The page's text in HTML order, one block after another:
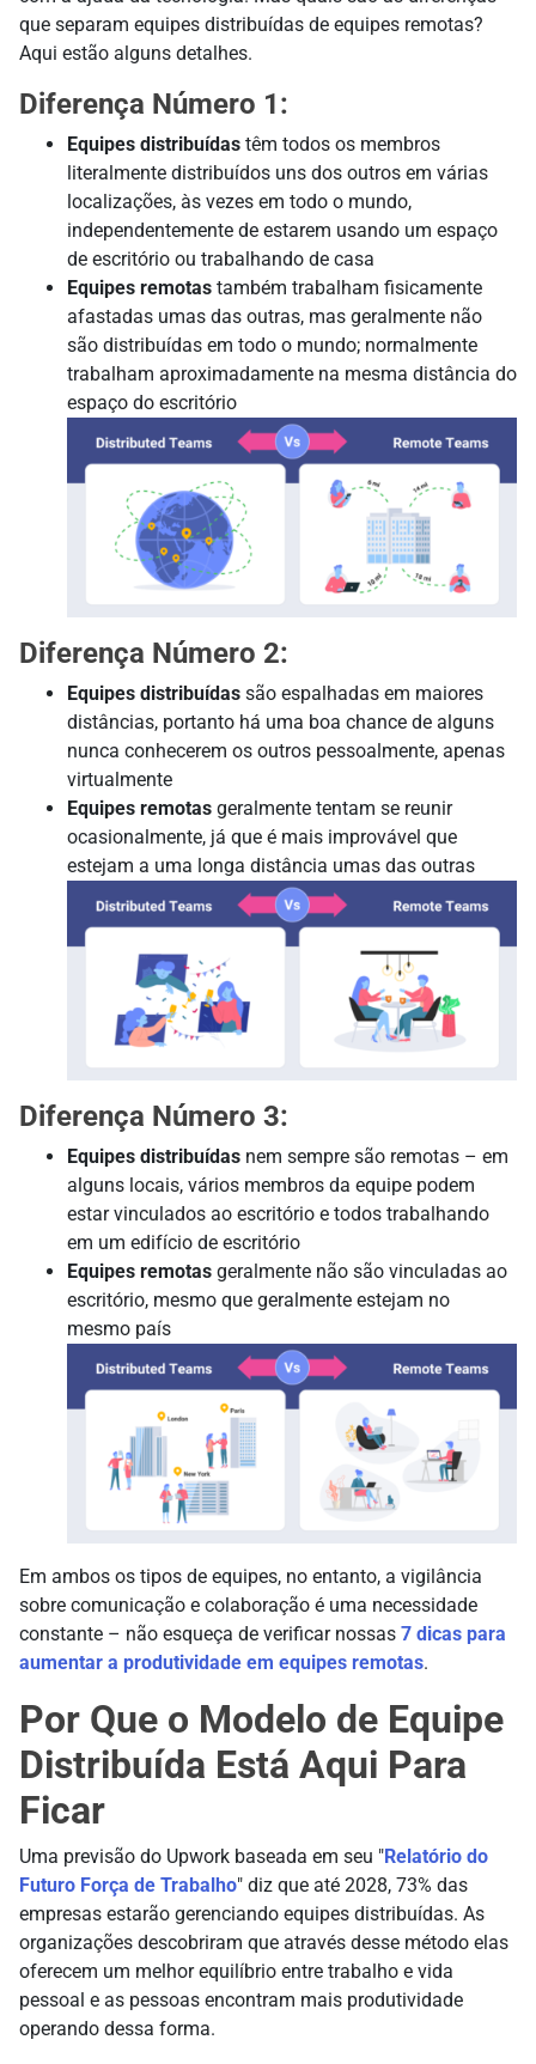
que separam equipes distribuídas de equipes remotas?
Aqui estão alguns detalhes.
Diferença Número 1:
Equipes distribuídas têm todos os membros
literalmente distribuídos uns dos outros em várias
localizações, às vezes em todo o mundo,
independentemente de estarem usando um espaço
de escritório ou trabalhando de casa
Equipes remotas também trabalham fisicamente
afastadas umas das outras, mas geralmente não
são distribuídas em todo o mundo; normalmente
trabalham aproximadamente na mesma distância do
espaço do escritório
Diferença Número 2:
Equipes distribuídas são espalhadas em maiores
distâncias, portanto há uma boa chance de alguns
nunca conhecerem os outros pessoalmente, apenas
virtualmente
Equipes remotas geralmente tentam se reunir
ocasionalmente, já que é mais improvável que
estejam a uma longa distância umas das outras
Diferença Número 3:
Equipes distribuídas nem sempre são remotas – em
alguns locais, vários membros da equipe podem
estar vinculados ao escritório e todos trabalhando
em um edifício de escritório
Equipes remotas geralmente não são vinculadas ao
escritório, mesmo que geralmente estejam no
mesmo país
Em ambos os tipos de equipes, no entanto, a vigilância
sobre comunicação e colaboração é uma necessidade
constante – não esqueça de verificar nossas 7 dicas para
aumentar a produtividade em equipes remotas.
Por Que o Modelo de Equipe
Distribuída Está Aqui Para
Ficar
Uma previsão do Upwork baseada em seu "Relatório do
Futuro Força de Trabalho" diz que até 2028, 73% das
empresas estarão gerenciando equipes distribuídas. As
organizações descobriram que através desse método elas
oferecem um melhor equilíbrio entre trabalho e vida
pessoal e as pessoas encontram mais produtividade
operando dessa forma.